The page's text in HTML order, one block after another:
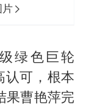
片
绿色巨轮
认可，根本
果曹艳萍完